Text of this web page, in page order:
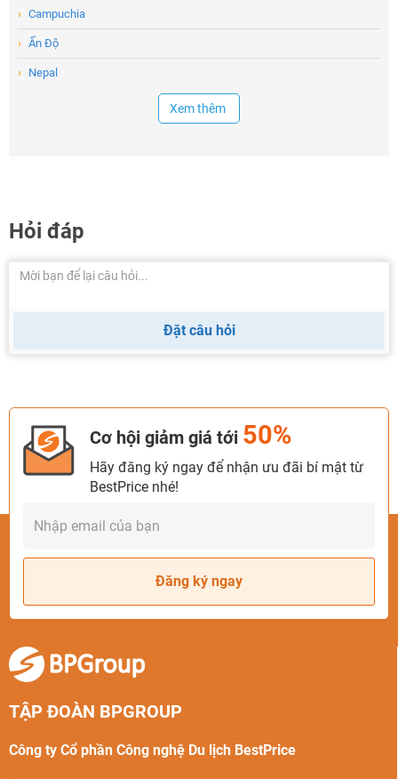
› Campuchia
› Ấn Độ
› Nepal
Xem thêm
Hỏi đáp
Đặt câu hỏi
Cơ hội giảm giá tới 50%
Hãy đăng ký ngay để nhận ưu đãi bí mật từ
BestPrice nhé!
Đăng ký ngay
TẬP ĐOÀN BPGROUP
Công ty Cổ phần Công nghệ Du lịch BestPrice